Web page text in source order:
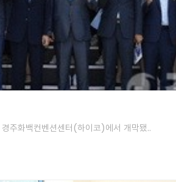
주화백컨벤션센터(하이코)에서 개막됐..